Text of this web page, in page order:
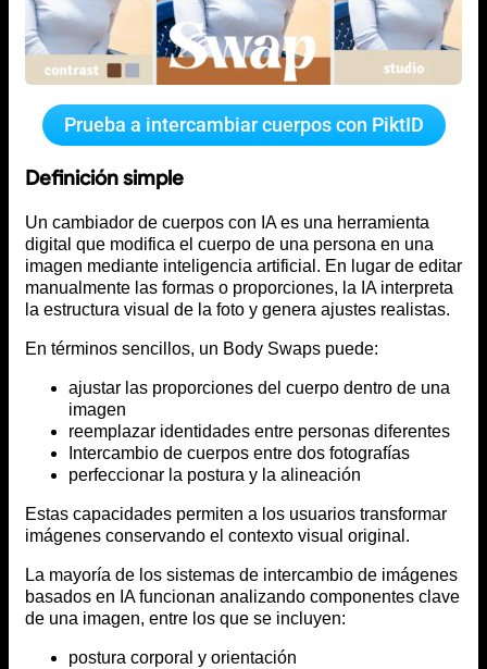
Prueba a intercambiar cuerpos con PiktID
Definición simple
Un cambiador de cuerpos con IA es una herramienta
digital que modifica el cuerpo de una persona en una
imagen mediante inteligencia artificial. En lugar de editar
manualmente las formas o proporciones, la IA interpreta
la estructura visual de la foto y genera ajustes realistas.
En términos sencillos, un Body Swaps puede:
ajustar las proporciones del cuerpo dentro de una
imagen
reemplazar identidades entre personas diferentes
Intercambio de cuerpos entre dos fotografías
perfeccionar la postura y la alineación
Estas capacidades permiten a los usuarios transformar
imágenes conservando el contexto visual original.
La mayoría de los sistemas de intercambio de imágenes
basados en IA funcionan analizando componentes clave
de una imagen, entre los que se incluyen:
postura corporal y orientación